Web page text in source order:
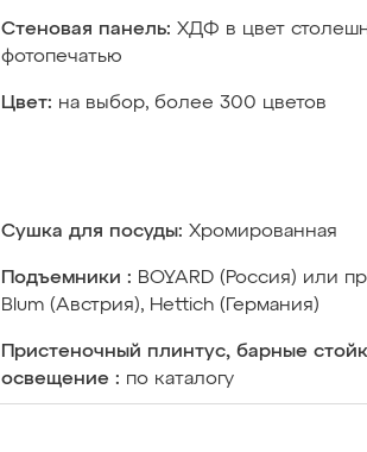
Стеновая панель: ХДФ в цвет
фотопечатью
Цвет: на выбор, более 300 цветов
Сушка для посуды: Хромированная
Подъемники : BOYARD (Россия) или
Blum (Австрия), Hettich (Германия)
Пристеночный плинтус, барные
освещение : по каталогу